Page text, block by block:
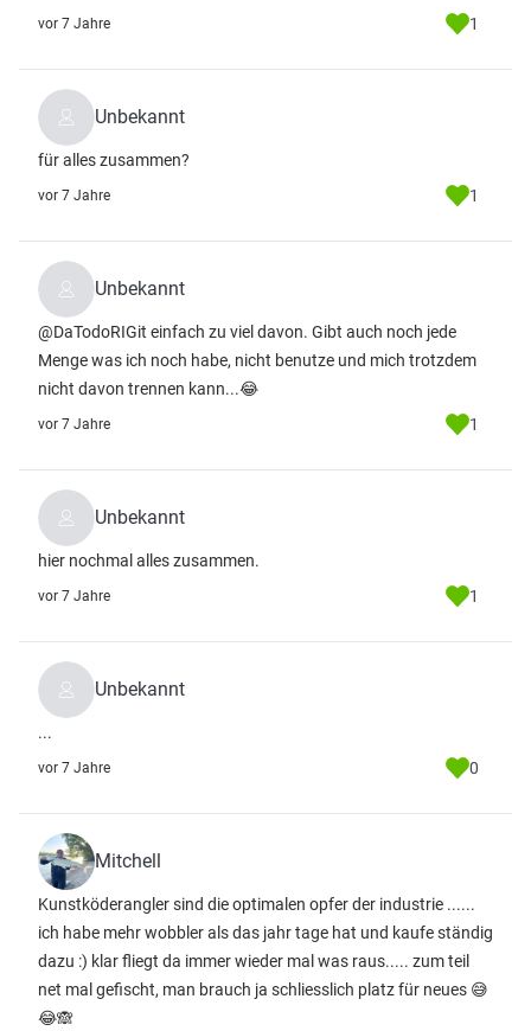
vor 7 Jahre 1
Unbekannt
für alles zusammen?
vor 7 Jahre 1
Unbekannt
@DaTodoRIGit einfach zu viel davon. Gibt auch noch jede
Menge was ich noch habe, nicht benutze und mich trotzdem
nicht davon trennen kann...😂
vor 7 Jahre 1
Unbekannt
hier nochmal alles zusammen.
vor 7 Jahre 1
Unbekannt
...
vor 7 Jahre 0
Mitchell
Kunstköderangler sind die optimalen opfer der industrie ......
ich habe mehr wobbler als das jahr tage hat und kaufe ständig
dazu :) klar fliegt da immer wieder mal was raus..... zum teil
net mal gefischt, man brauch ja schliesslich platz für neues 😅
😂🙈